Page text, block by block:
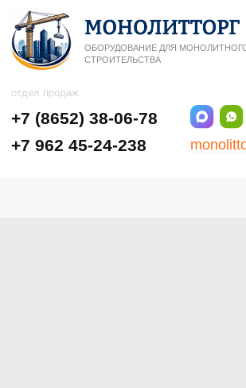
monolittorg@mail.ru
отдел продаж
ОБОРУДОВАНИЕ ДЛЯ МОНОЛИТНОГО
СТРОИТЕЛЬСТВА